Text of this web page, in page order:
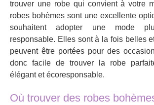
trouver une robe qui convient à votre
robes bohèmes sont une excellente
souhaitent adopter une mode
responsable. Elles sont à la fois belles
peuvent être portées pour des
donc facile de trouver la robe
élégant et écoresponsable.
Où trouver des robes